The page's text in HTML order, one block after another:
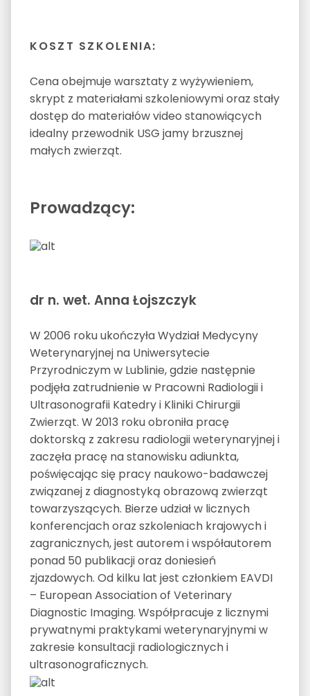
KOSZT SZKOLENIA:
Cena obejmuje warsztaty z wyżywieniem,
skrypt z materiałami szkoleniowymi oraz stały
dostęp do materiałów video stanowiących
idealny przewodnik USG jamy brzusznej
małych zwierząt.
Prowadzący:
dr n. wet. Anna Łojszczyk
W 2006 roku ukończyła Wydział Medycyny
Weterynaryjnej na Uniwersytecie
Przyrodniczym w Lublinie, gdzie następnie
podjęła zatrudnienie w Pracowni Radiologii i
Ultrasonografii Katedry i Kliniki Chirurgii
Zwierząt. W 2013 roku obroniła pracę
doktorską z zakresu radiologii weterynaryjnej i
zaczęła pracę na stanowisku adiunkta,
poświęcając się pracy naukowo-badawczej
związanej z diagnostyką obrazową zwierząt
towarzyszących. Bierze udział w licznych
konferencjach oraz szkoleniach krajowych i
zagranicznych, jest autorem i współautorem
ponad 50 publikacji oraz doniesień
zjazdowych. Od kilku lat jest członkiem EAVDI
– European Association of Veterinary
Diagnostic Imaging. Współpracuje z licznymi
prywatnymi praktykami weterynaryjnymi w
zakresie konsultacji radiologicznych i
ultrasonograficznych.